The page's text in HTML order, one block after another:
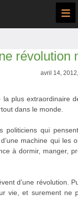
≡
révolution
avril 14,
plus extraordinaire
dans le monde.
politiciens qui
machine qui les
à dormir, manger,
d’une révolution.
vie, et surement ne